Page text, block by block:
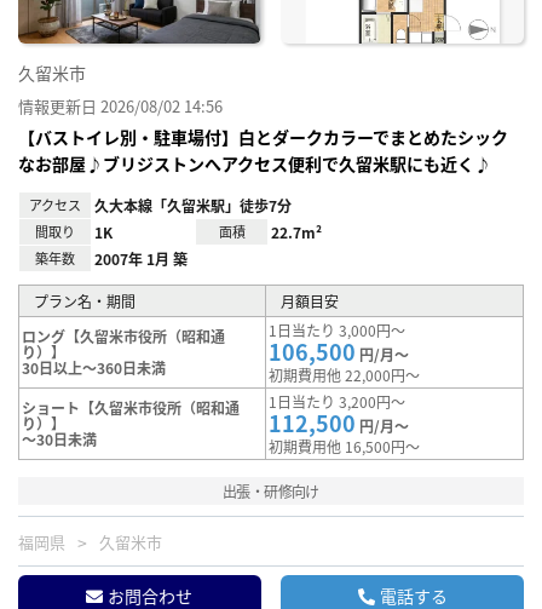
久留米市
情報更新日 2026/08/02 14:56
【バストイレ別・駐車場付】白とダークカラーでまとめたシック
なお部屋♪ブリジストンへアクセス便利で久留米駅にも近く♪
アクセス 久大本線「久留米駅」徒歩7分
間取り 1K 面積 22.7m²
築年数 2007年 1月 築
プラン名・期間
月額目安
ロング【久留米市役所（昭和通
り）】
30日以上～360日未満
1日当たり 3,000円～
106,500 円/月～
初期費用他 22,000円～
ショート【久留米市役所（昭和通
り）】
～30日未満
1日当たり 3,200円～
112,500 円/月～
初期費用他 16,500円～
出張・研修向け
福岡県 久留米市
お問合わせ 電話する